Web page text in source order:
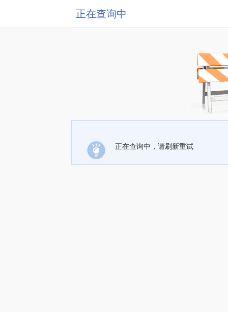
正在查询中
正在查询中，请刷新重试